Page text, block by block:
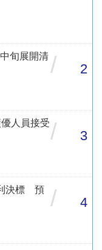
旬展開清 / 2
人員接受/ 3
決標 預
/ 4